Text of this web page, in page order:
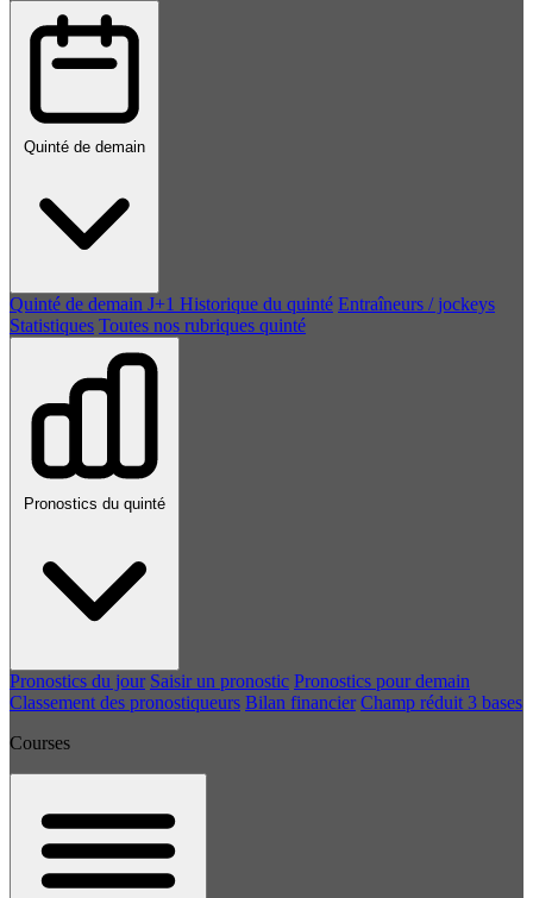
Quinté de demain
Quinté de demain J+1 Historique du quinté Entraîneurs / jockeys
Statistiques Toutes nos rubriques quinté
Pronostics du quinté
Pronostics du jour Saisir un pronostic Pronostics pour demain
Classement des pronostiqueurs Bilan financier Champ réduit 3 bases
Courses